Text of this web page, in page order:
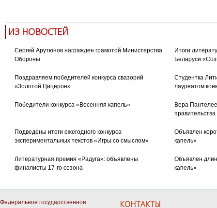
ИЗ НОВОСТЕЙ
Сергей Арутюнов награжден грамотой Министерства
Обороны
Итоги
Беларуси
Поздравляем победителей конкурса свазорий
«Золотой Цицерон»
Студентка
лауреатом
Победители конкурса «Весенняя капель»
Вера
Подведены итоги ежегодного конкурса
экспериментальных текстов «Игры со смыслом»
Объявлен
капель»
Литературная премия «Радуга»: объявлены
финалисты 17-го сезона
Объявлен
капель»
Федеральное государственное
КОНТАКТЫ